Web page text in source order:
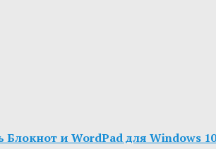
Блокнот и WordPad для Windows 10